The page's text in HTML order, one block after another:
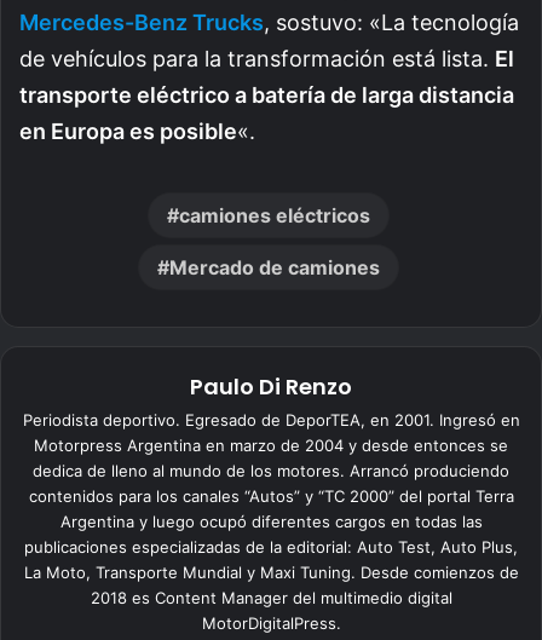
Mercedes-Benz Trucks, sostuvo: «La tecnología
de vehículos para la transformación está lista. El
transporte eléctrico a batería de larga distancia
en Europa es posible«.
camiones eléctricos
Mercado de camiones
Paulo Di Renzo
Periodista deportivo. Egresado de DeporTEA, en 2001. Ingresó en
Motorpress Argentina en marzo de 2004 y desde entonces se
dedica de lleno al mundo de los motores. Arrancó produciendo
contenidos para los canales “Autos” y “TC 2000” del portal Terra
Argentina y luego ocupó diferentes cargos en todas las
publicaciones especializadas de la editorial: Auto Test, Auto Plus,
La Moto, Transporte Mundial y Maxi Tuning. Desde comienzos de
2018 es Content Manager del multimedio digital
MotorDigitalPress.